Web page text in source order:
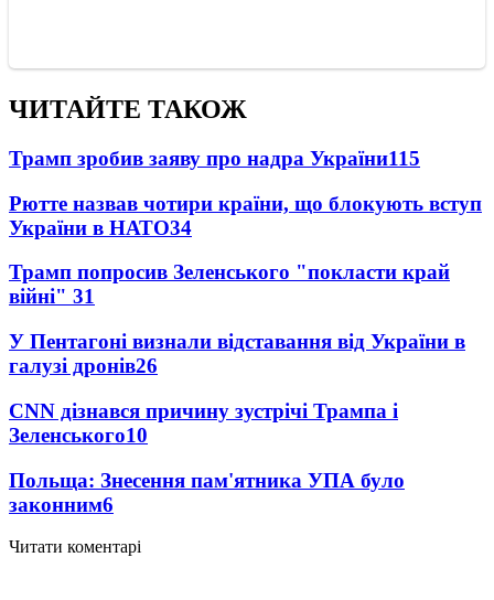
ЧИТАЙТЕ ТАКОЖ
Трамп зробив заяву про надра України115
Рютте назвав чотири країни, що блокують вступ
України в НАТО34
Трамп попросив Зеленського "покласти край
війні" 31
У Пентагоні визнали відставання від України в
галузі дронів26
CNN дізнався причину зустрічі Трампа і
Зеленського10
Польща: Знесення пам'ятника УПА було
законним6
Читати коментарі